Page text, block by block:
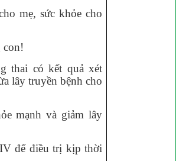
mẹ, sức khỏe cho
con!
thai có kết quả xét
lây truyền bệnh cho
mạnh và giảm lây
để điều trị kịp thời